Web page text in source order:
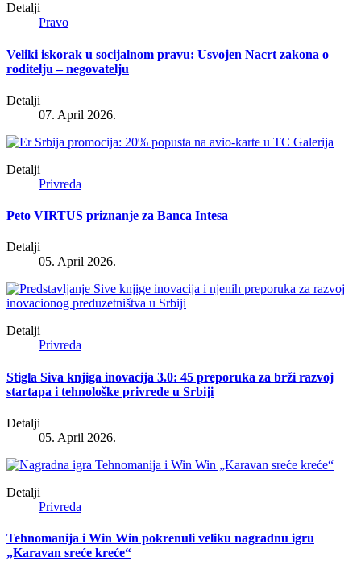
Detalji
Pravo
Veliki iskorak u socijalnom pravu: Usvojen Nacrt zakona o
roditelju – negovatelju
Detalji
07. April 2026.
Detalji
Privreda
Peto VIRTUS priznanje za Banca Intesa
Detalji
05. April 2026.
Detalji
Privreda
Stigla Siva knjiga inovacija 3.0: 45 preporuka za brži razvoj
startapa i tehnološke privrede u Srbiji
Detalji
05. April 2026.
Detalji
Privreda
Tehnomanija i Win Win pokrenuli veliku nagradnu igru
„Karavan sreće kreće“